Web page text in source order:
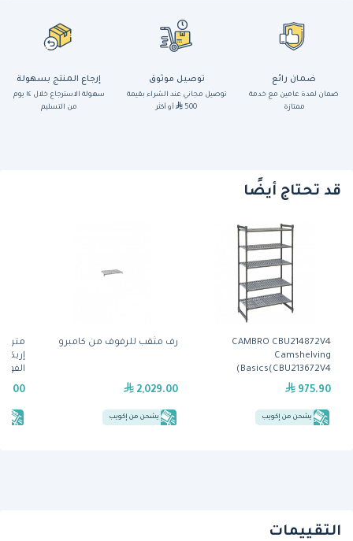
ضمان رائع
ضمان لمدة عامين مع خدمة
ممتازة
توصيل موثوق
توصيل مجاني عند الشراء بقيمة
500
أو أكثر
إرجاع المنتج بسهولة
سهولة الاسترجاع خلال ١٤ يوم
من التسليم
قد تحتاج أيضًا
CAMBRO CBU214872V4
Camshelving
Basics(CBU213672V4)
975.90
يشحن من إكويب
رف مثقب للرفوف من كامبرو
2,029.00
يشحن من إكويب
التقييمات